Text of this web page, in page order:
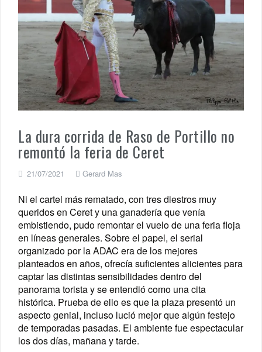
La dura corrida de Raso de Portillo no
remontó la feria de Ceret
21/07/2021 Gerard Mas
Ni el cartel más rematado, con tres diestros muy
queridos en Ceret y una ganadería que venía
embistiendo, pudo remontar el vuelo de una feria floja
en líneas generales. Sobre el papel, el serial
organizado por la ADAC era de los mejores
planteados en años, ofrecía suficientes alicientes para
captar las distintas sensibilidades dentro del
panorama torista y se entendió como una cita
histórica. Prueba de ello es que la plaza presentó un
aspecto genial, incluso lució mejor que algún festejo
de temporadas pasadas. El ambiente fue espectacular
los dos días, mañana y tarde.